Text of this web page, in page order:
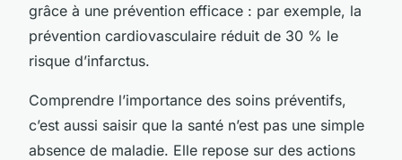
grâce à une prévention efficace : par exemple, la
prévention cardiovasculaire réduit de 30 % le
risque d’infarctus.
Comprendre l’importance des soins préventifs,
c’est aussi saisir que la santé n’est pas une simple
absence de maladie. Elle repose sur des actions